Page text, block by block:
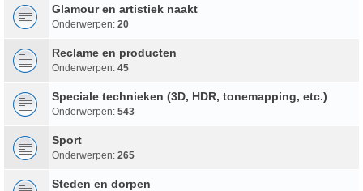
Glamour en artistiek naakt
Onderwerpen: 20
Reclame en producten
Onderwerpen: 45
Speciale technieken (3D, HDR, tonemapping, etc.)
Onderwerpen: 543
Sport
Onderwerpen: 265
Steden en dorpen